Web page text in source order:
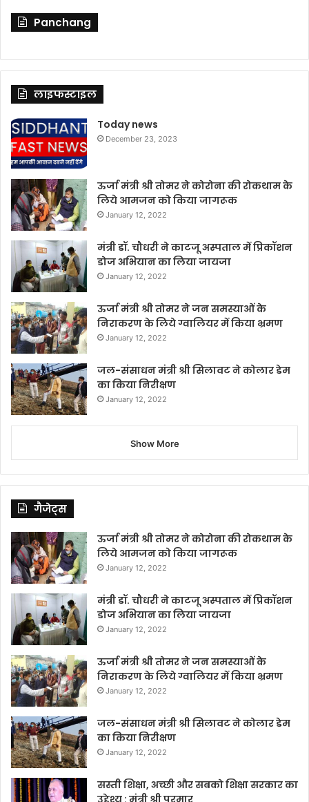
Panchang
लाइफस्टाइल
Today news
December 23, 2023
ऊर्जा मंत्री श्री तोमर ने कोरोना की रोकथाम के
लिये आमजन को किया जागरूक
January 12, 2022
मंत्री डॉ. चौधरी ने काटजू अस्पताल में प्रिकॉशन
डोज अभियान का लिया जायजा
January 12, 2022
ऊर्जा मंत्री श्री तोमर ने जन समस्याओं के
निराकरण के लिये ग्वालियर में किया भ्रमण
January 12, 2022
जल-संसाधन मंत्री श्री सिलावट ने कोलार डेम
का किया निरीक्षण
January 12, 2022
Show More
गैजेट्स
ऊर्जा मंत्री श्री तोमर ने कोरोना की रोकथाम के
लिये आमजन को किया जागरूक
January 12, 2022
मंत्री डॉ. चौधरी ने काटजू अस्पताल में प्रिकॉशन
डोज अभियान का लिया जायजा
January 12, 2022
ऊर्जा मंत्री श्री तोमर ने जन समस्याओं के
निराकरण के लिये ग्वालियर में किया भ्रमण
January 12, 2022
जल-संसाधन मंत्री श्री सिलावट ने कोलार डेम
का किया निरीक्षण
January 12, 2022
सस्ती शिक्षा, अच्छी और सबको शिक्षा सरकार का
उद्देश्य : मंत्री श्री परमार